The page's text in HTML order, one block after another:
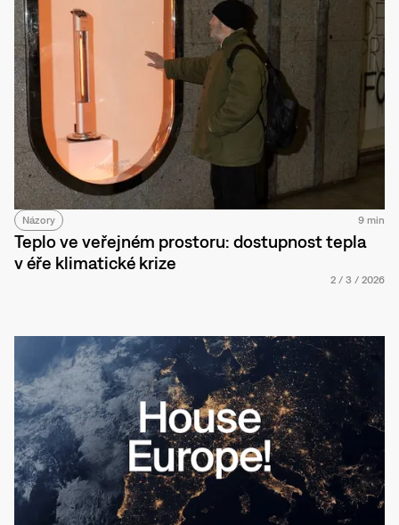
Názory 9 min
Teplo ve veřejném prostoru: dostupnost tepla
v éře klimatické krize
2 / 3 / 2026